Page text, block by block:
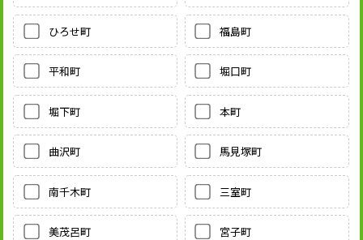
ひろせ町 福島町
平和町 堀口町
堀下町 本町
曲沢町 馬見塚町
南千木町 三室町
美茂呂町 宮子町